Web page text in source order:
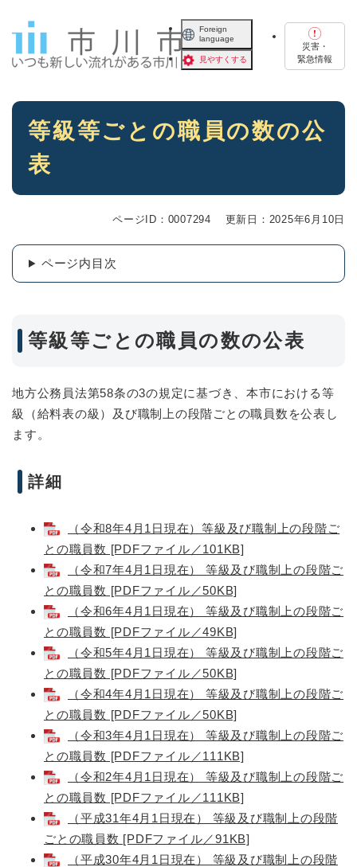
Foreign
language
見やすくする
災害・
緊急情報
本
等級等ごとの職員の数の公
表
ページID：0007294 更新日：2025年6月10日
ページ内目次
等級等ごとの職員の数の公表
地方公務員法第58条の3の規定に基づき、本市における等
級（給料表の級）及び職制上の段階ごとの職員数を公表し
ます。
詳細
（令和8年4月1日現在）等級及び職制上の段階ご
との職員数 [PDFファイル／101KB]
（令和7年4月1日現在） 等級及び職制上の段階ご
との職員数 [PDFファイル／50KB]
（令和6年4月1日現在） 等級及び職制上の段階ご
との職員数 [PDFファイル／49KB]
（令和5年4月1日現在） 等級及び職制上の段階ご
との職員数 [PDFファイル／50KB]
（令和4年4月1日現在） 等級及び職制上の段階ご
との職員数 [PDFファイル／50KB]
（令和3年4月1日現在） 等級及び職制上の段階ご
との職員数 [PDFファイル／111KB]
（令和2年4月1日現在） 等級及び職制上の段階ご
との職員数 [PDFファイル／111KB]
（平成31年4月1日現在） 等級及び職制上の段階
ごとの職員数 [PDFファイル／91KB]
（平成30年4月1日現在） 等級及び職制上の段階